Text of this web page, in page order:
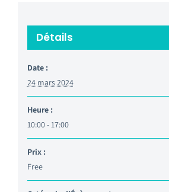
Détails
Date :
24 mars 2024
Heure :
10:00 - 17:00
Prix :
Free